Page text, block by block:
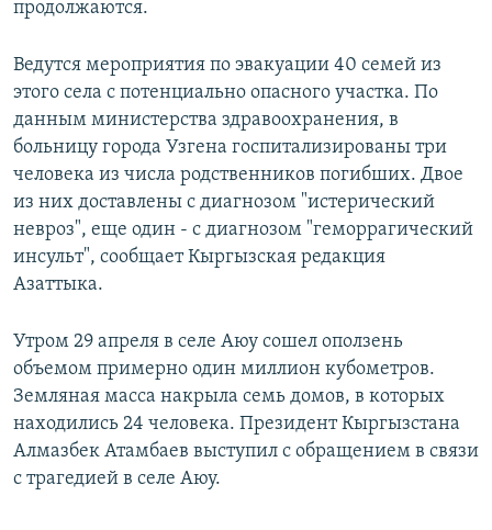
продолжаются.
Ведутся мероприятия по эвакуации 40 семей из
этого села с потенциально опасного участка. По
данным министерства здравоохранения, в
больницу города Узгена госпитализированы три
человека из числа родственников погибших. Двое
из них доставлены с диагнозом "истерический
невроз", еще один - с диагнозом "геморрагический
инсульт", сообщает Кыргызская редакция
Азаттыка.
Утром 29 апреля в селе Аюу сошел оползень
объемом примерно один миллион кубометров.
Земляная масса накрыла семь домов, в которых
находились 24 человека. Президент Кыргызстана
Алмазбек Атамбаев выступил с обращением в связи
с трагедией в селе Аюу.